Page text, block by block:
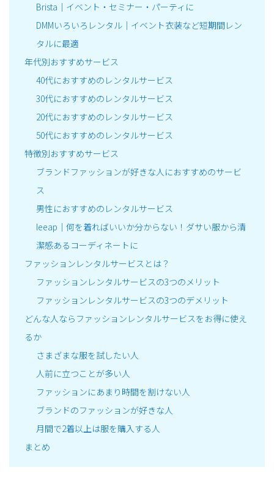
Brista｜イベント・セミナー・パーティに
DMMいろいろレンタル｜イベント衣装など短期間レン
タルに最適
年代別おすすめサービス
40代におすすめのレンタルサービス
30代におすすめのレンタルサービス
20代におすすめのレンタルサービス
50代におすすめのレンタルサービス
特徴別おすすめサービス
ブランドファッションが好きな人におすすめのサービ
ス
男性におすすめのレンタルサービス
leeap｜何を着ればいいか分からない！ダサい服から清
潔感あるコーディネートに
ファッションレンタルサービスとは？
ファッションレンタルサービスの3つのメリット
ファッションレンタルサービスの3つのデメリット
どんな人ならファッションレンタルサービスをお得に使え
るか
さまざまな服を試したい人
人前に立つことが多い人
ファッションにあまり時間を割けない人
ブランドのファッションが好きな人
月間で2着以上は服を購入する人
まとめ